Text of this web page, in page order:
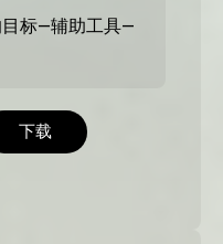
标--辅助工具--
下载